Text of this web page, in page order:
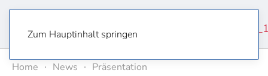
Zum Hauptinhalt springen
Home News Präsentation